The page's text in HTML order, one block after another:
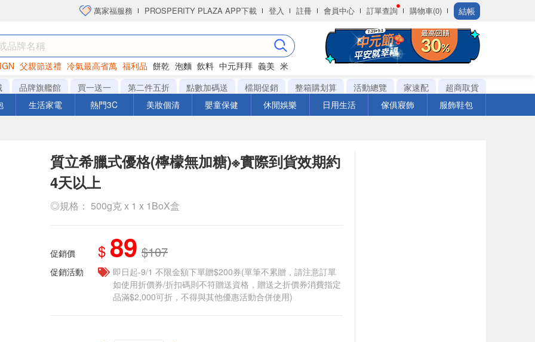
萬家福服務 PROSPERITY PLAZA APP下載 登入 註冊 會員中心 訂單查詢 購物車(0) 結帳
父親節送禮 冷氣最高省萬 福利品 餅乾 泡麵 飲料 中元拜拜 義美 米
洋芋片
品牌旗艦館 買一送一 第二件五折 點數加碼送 檔期促銷 整箱購划算 活動總覽 家速配
超商取貨
生活家電 熱門3C 美妝個清 嬰童保健 休閒娛樂 日用生活 傢俱寢飾 服飾鞋包
質立希臘式優格(檸檬無加糖)※實際到貨效期約
4天以上
◎規格： 500g克 x 1 x 1BoX盒
促銷價 $ 89 $107
促銷活動
即日起-9/1 不限金額下單贈$200券(單筆不累贈，請注意訂單
如使用折價券/折扣碼則不符贈送資格，贈送之折價券消費指定
品滿$2,000可折，不得與其他優惠活動合併使用)